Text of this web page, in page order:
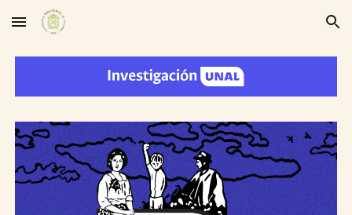
Skip to main content Skip to navigation